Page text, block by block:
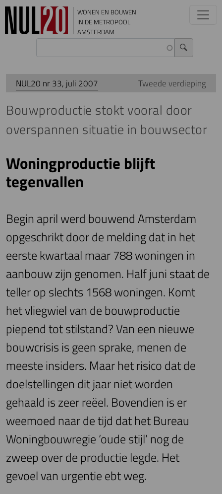
Overslaan en naar de inhoud gaan
WONEN EN BOUWEN
IN DE METROPOOL
AMSTERDAM
NUL20 nr 33, juli 2007 Tweede verdieping
Bouwproductie stokt vooral door
overspannen situatie in bouwsector
Woningproductie blijft
tegenvallen
Begin april werd bouwend Amsterdam
opgeschrikt door de melding dat in het
eerste kwartaal maar 788 woningen in
aanbouw zijn genomen. Half juni staat de
teller op slechts 1568 woningen. Komt
het vliegwiel van de bouwproductie
piepend tot stilstand? Van een nieuwe
bouwcrisis is geen sprake, menen de
meeste insiders. Maar het risico dat de
doelstellingen dit jaar niet worden
gehaald is zeer reëel. Bovendien is er
weemoed naar de tijd dat het Bureau
Woningbouwregie ‘oude stijl’ nog de
zweep over de productie legde. Het
gevoel van urgentie ebt weg.